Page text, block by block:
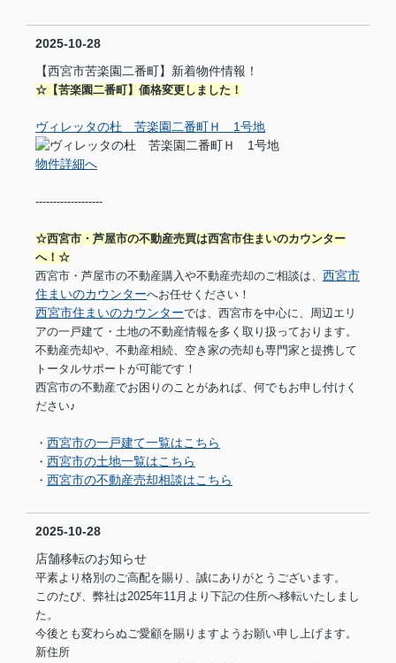
2025-10-28
【西宮市苦楽園二番町】新着物件情報！
☆【苦楽園二番町】価格変更しました！
ヴィレッタの杜 苦楽園二番町Ｈ 1号地
物件詳細へ
-------------------
☆西宮市・芦屋市の不動産売買は西宮市住まいのカウンター
へ！☆
西宮市・芦屋市の不動産購入や不動産売却のご相談は、 西宮市
住まいのカウンターへお任せください！
西宮市住まいのカウンターでは、西宮市を中心に、周辺エリ
アの一戸建て・土地の不動産情報を多く取り扱っております。
不動産売却や、不動産相続、空き家の売却も専門家と提携して
トータルサポートが可能です！
西宮市の不動産でお困りのことがあれば、何でもお申し付けく
ださい♪
・ 西宮市の一戸建て一覧はこちら
・ 西宮市の土地一覧はこちら
・ 西宮市の不動産売却相談はこちら
2025-10-28
店舗移転のお知らせ
平素より格別のご高配を賜り、誠にありがとうございます。
このたび、弊社は2025年11月より下記の住所へ移転いたしまし
た。
今後とも変わらぬご愛顧を賜りますようお願い申し上げます。
新住所